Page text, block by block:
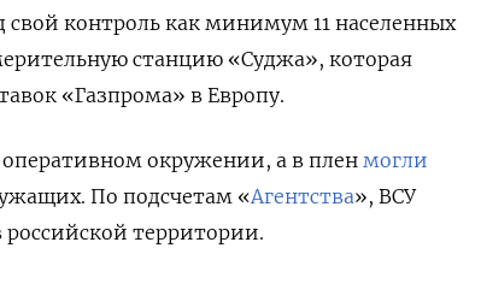
контроль как минимум 11 населенных
станцию «Суджа», которая
«Газпрома» в Европу.
окружении, а в плен могли
По подсчетам «Агентства», ВСУ
территории.